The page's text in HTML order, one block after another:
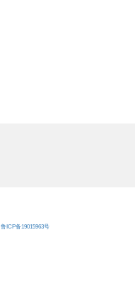
鲁ICP备19015963号